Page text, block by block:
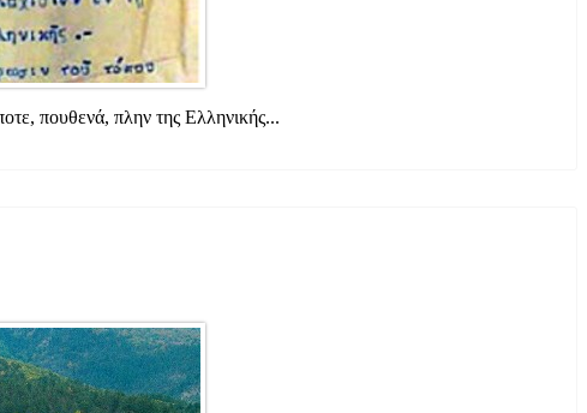
πουθενά, πλην της Ελληνικής...